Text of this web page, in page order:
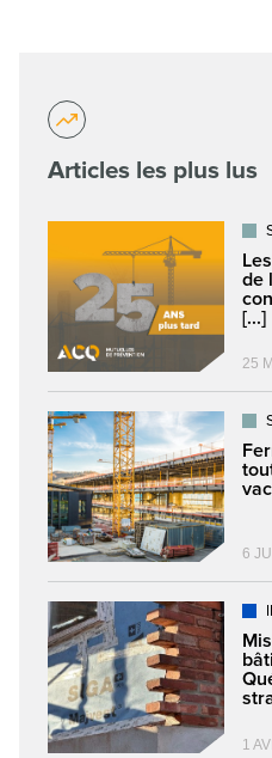
Articles les plus lus
de
[...]
25
6
1